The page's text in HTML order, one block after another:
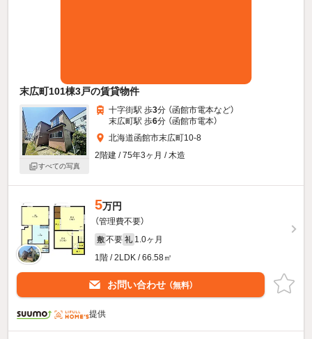
末広町101棟3戸の賃貸物件
すべての写真
十字街駅 歩3分 （函館市電本など）
末広町駅 歩6分 （函館市電本）
北海道函館市末広町10-8
2階建 / 75年3ヶ月 / 木造
5万円
（管理費不要）
敷 不要 礼 1.0ヶ月
1階 / 2LDK / 66.58㎡
お問い合わせ （無料）
提供